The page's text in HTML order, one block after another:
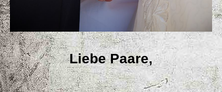
Liebe Paare,